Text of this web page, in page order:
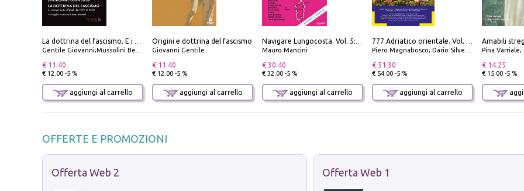
La dottrina del fascismo. E i documenti ufficiali dal 1919 al 1945
Gentile Giovanni;Mussolini Benito
€ 11.40
€ 12.00 -5 %
aggiungi al carrello
Origini e dottrina del fascismo
Giovanni Gentile
€ 11.40
€ 12.00 -5 %
aggiungi al carrello
Navigare Lungocosta. Vol. 5: Corsica e Sardegna
Mauro Mancini
€ 30.40
€ 32.00 -5 %
aggiungi al carrello
777 Adriatico orientale. Vol. 2: Costa della Dalmazia da Zara a Molunat, Isole della Dalmazia Meridionale e Montenegro
Piero Magnabosco; Dario Silvestro; Marco Sbrizzi
€ 51.30
€ 54.00 -5 %
aggiungi al carrello
Pina Varriale;
€ 14.25
€ 15.00 -5 %
OFFERTE E PROMOZIONI
Offerta Web 2 Offerta Web 1